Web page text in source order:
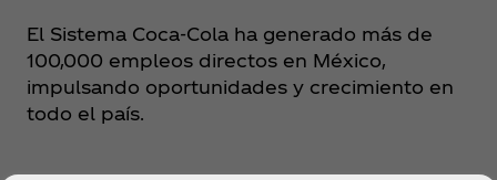
El Sistema Coca‑Cola ha generado más de
100,000 empleos directos en México,
impulsando oportunidades y crecimiento en
todo el país.